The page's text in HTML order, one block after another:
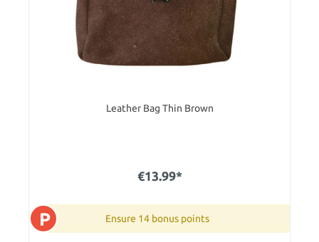
Leather Bag Thin Brown
€13.99*
P Ensure 14 bonus points